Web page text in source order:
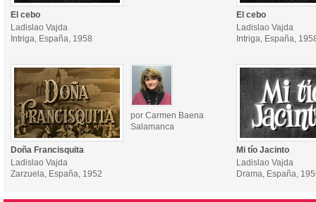
El cebo
Ladislao Vajda
Intriga, España, 1958
El cebo
Ladislao Vajda
Intriga, España,
por Carmen Baena
Salamanca
Doña Francisquita
Ladislao Vajda
Zarzuela, España, 1952
Mi tío Jacinto
Ladislao Vajda
Drama, España,